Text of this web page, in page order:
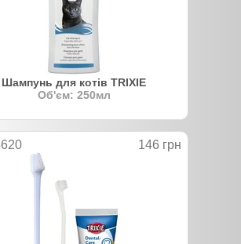
Шампунь для котів TRIXIE
Об'єм: 250мл
146 грн